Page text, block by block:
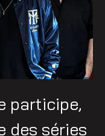
participe,
des séries